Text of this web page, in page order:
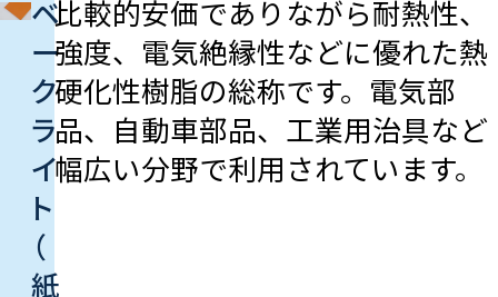
ベ
ー
ク
ラ
イ
ト
（
紙
比較的安価でありながら耐熱性、
強度、電気絶縁性などに優れた熱
硬化性樹脂の総称です。電気部
品、自動車部品、工業用治具など
幅広い分野で利用されています。